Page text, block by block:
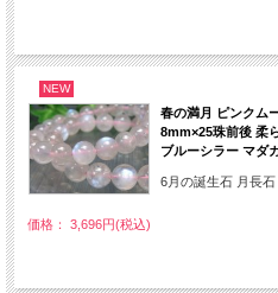
NEW
春の満月 ピンクム
8mm×25珠前後 柔
ブルーシラー マダ
6月の誕生石 月長石
価格： 3,696円(税込)